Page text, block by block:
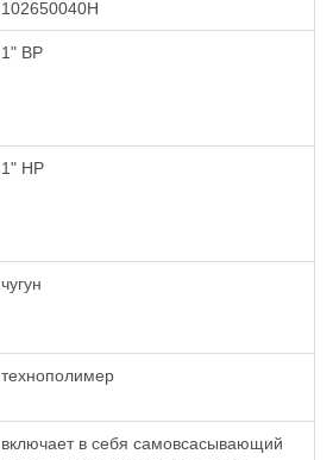
102650040H
1" ВР
1" НР
чугун
технополимер
включает в себя самовсасывающий